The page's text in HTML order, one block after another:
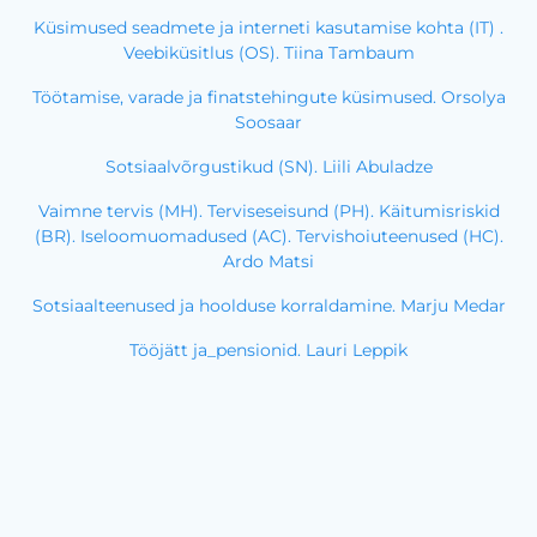
Küsimused seadmete ja interneti kasutamise kohta (IT) .
Veebiküsitlus (OS). Tiina Tambaum
Töötamise, varade ja finatstehingute küsimused. Orsolya
Soosaar
Sotsiaalvõrgustikud (SN). Liili Abuladze
Vaimne tervis (MH). Terviseseisund (PH). Käitumisriskid
(BR). Iseloomuomadused (AC). Tervishoiuteenused (HC).
Ardo Matsi
Sotsiaalteenused ja hoolduse korraldamine. Marju Medar
Tööjätt ja_pensionid. Lauri Leppik